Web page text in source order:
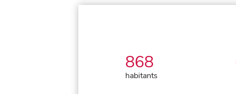
868
habitants